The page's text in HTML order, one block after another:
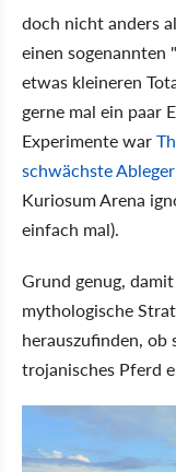
doch nicht anders
einen sogenannten
etwas kleineren
gerne mal ein paar
Experimente war
schwächste
Kuriosum Arena
einfach mal).
Grund genug,
mythologische
herauszufinden, ob
trojanisches Pferd